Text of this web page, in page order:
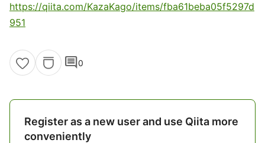
https://qiita.com/KazaKago/items/fba61beba05f5297d
951
comment0
Register as a new user and use Qiita more
conveniently